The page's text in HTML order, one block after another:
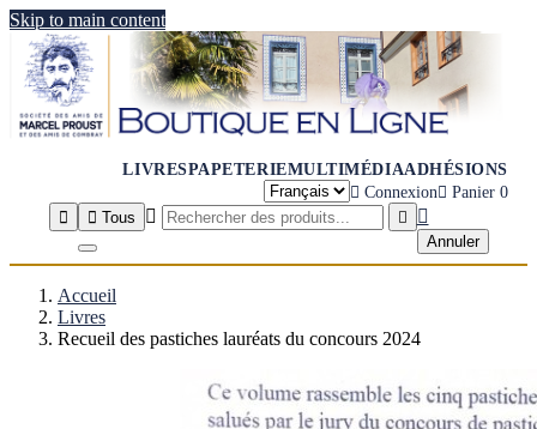
Skip to main content
LIVRESPAPETERIEMULTIMÉDIAADHÉSIONS
 Connexion Panier 0

 Tous   
Annuler
Accueil
Livres
Recueil des pastiches lauréats du concours 2024